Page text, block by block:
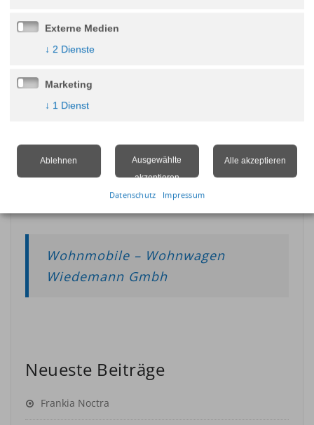
Fiat Ducato, sind diese neuen Wohnmobile eine echte
Wohnmobile – Wohnwagen
Wiedemann Gmbh
Neueste Beiträge
Frankia Noctra
Externe Medien
↓ 2 Dienste
Marketing
↓ 1 Dienst
Ablehnen
Ausgewählte
akzeptieren
Alle akzeptieren
Datenschutz Impressum